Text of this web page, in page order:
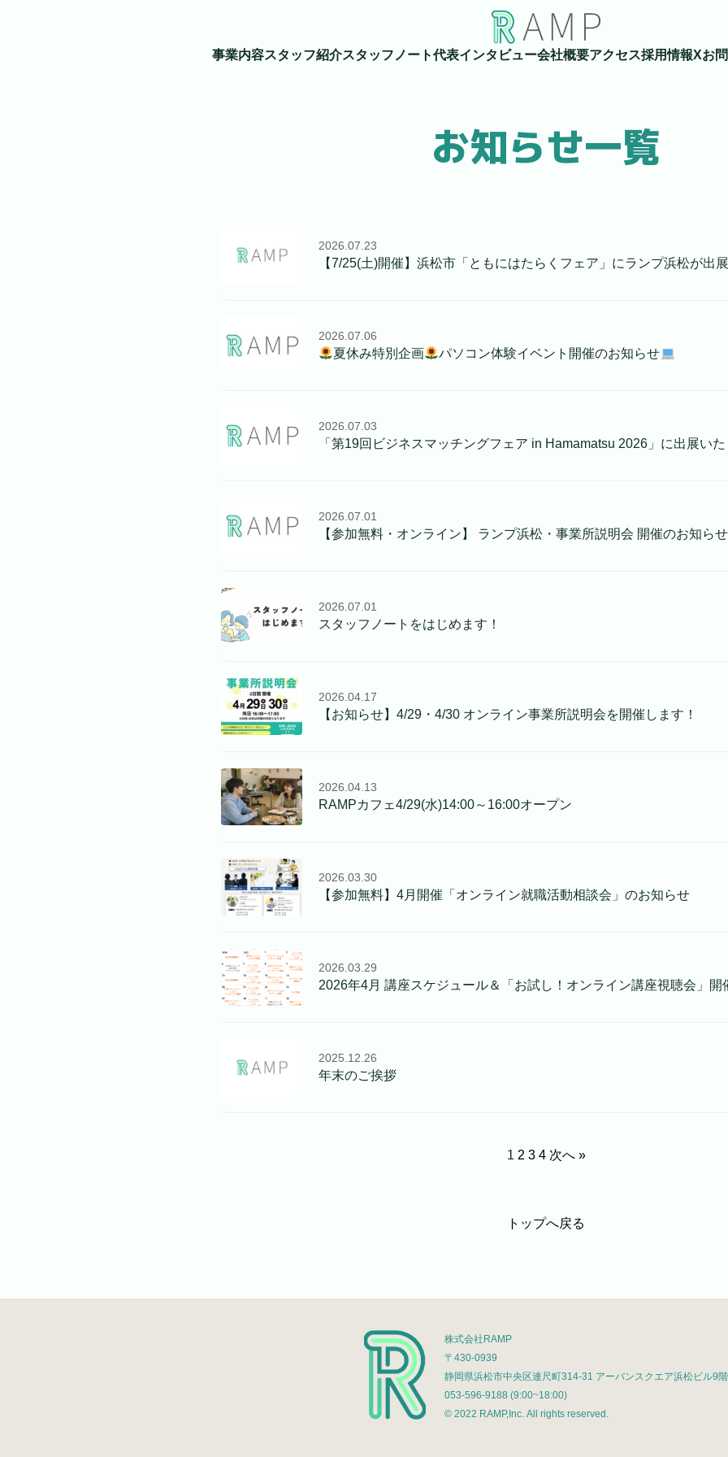
事業内容スタッフ紹介スタッフノート代表インタビュー会社概要アクセス採用情報Xお
お知らせ一覧
2026.07.23
【7/25(土)開催】浜松市「ともにはたらくフェア」にランプ浜松が出
2026.07.06
夏休み特別企画 パソコン体験イベント開催のお知らせ
2026.07.03
「第19回ビジネスマッチングフェア in Hamamatsu 2026」に出展い
2026.07.01
【参加無料・オンライン】 ランプ浜松・事業所説明会 開催のお知らせ
2026.07.01
スタッフノートをはじめます！
2026.04.17
【お知らせ】4/29・4/30 オンライン事業所説明会を開催します！
2026.04.13
RAMPカフェ4/29(水)14:00～16:00オープン
2026.03.30
【参加無料】4月開催「オンライン就職活動相談会」のお知らせ
2026.03.29
2026年4月 講座スケジュール＆「お試し！オンライン講座視聴会」開
2025.12.26
年末のご挨拶
1 2 3 4 次へ »
トップへ戻る
株式会社RAMP
〒430-0939
静岡県浜松市中央区連尺町314-31 アーバンスクエア浜松ビル9階
053-596-9188 (9:00~18:00)
© 2022 RAMP,Inc. All rights reserved.